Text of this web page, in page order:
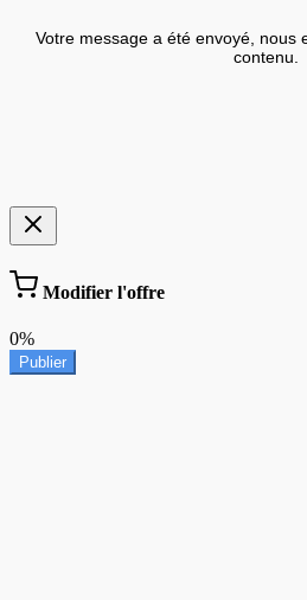
Votre message a été envoyé, nous
contenu.
Modifier l'offre
0%
Publier